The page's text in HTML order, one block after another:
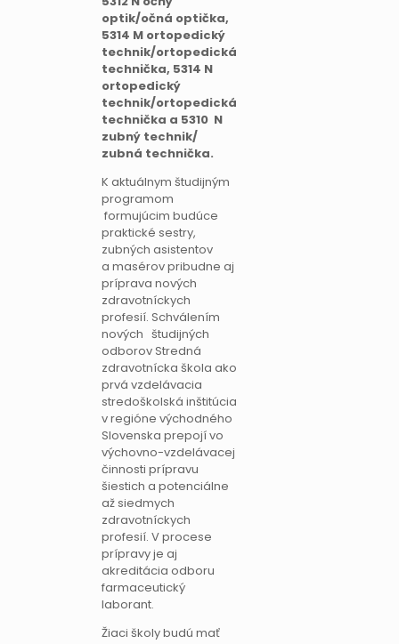
optik/očná optička,
5314 M ortopedický
technik/ortopedická
technička, 5314 N
ortopedický
technik/ortopedická
technička a 5310 N
zubný technik/
zubná technička.
K aktuálnym študijným
programom
formujúcim budúce
praktické sestry,
zubných asistentov
a masérov pribudne aj
príprava nových
zdravotníckych
profesií. Schválením
nových študijných
odborov Stredná
zdravotnícka škola ako
prvá vzdelávacia
stredoškolská inštitúcia
v regióne východného
Slovenska prepojí vo
výchovno-vzdelávacej
činnosti prípravu
šiestich a potenciálne
až siedmych
zdravotníckych
profesií. V procese
prípravy je aj
akreditácia odboru
farmaceutický
laborant.
Žiaci školy budú mať